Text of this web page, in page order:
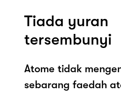
Tiada yuran
tersembunyi
Atome tidak
sebarang faedah